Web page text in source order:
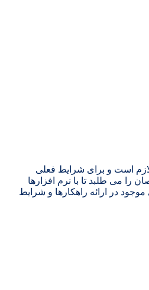
است و برای شرایط فعلی
را می طلبد تا با نرم افزارها
در ارائه راهکارها و شرایط